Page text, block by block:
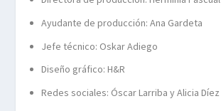
Ayudante de producción:Ana Gardeta
Jefe técnico: Oskar Adiego
Diseño gráfico:H&R
Redes sociales: Óscar Larriba y Alicia Díez